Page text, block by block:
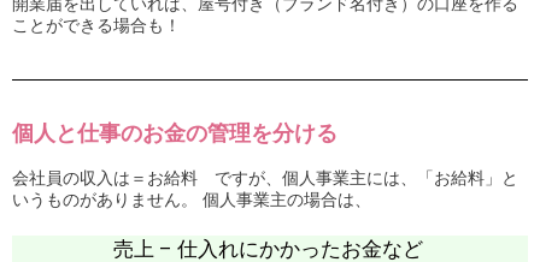
ことができる場合も！
個人と仕事のお金の管理を分ける
会社員の収入は＝お給料 ですが、個人事業主には、「お給料」と
いうものがありません。 個人事業主の場合は、
売上 – 仕入れにかかったお金など